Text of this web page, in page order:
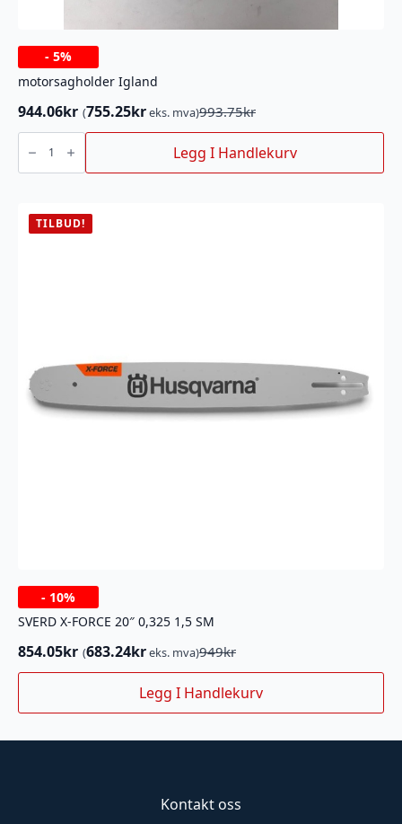
- 5%
motorsagholder Igland
993.75kr
Opprinnelig
pris
var:
993.75kr.
944.06kr
Nåværende
pris
er:
944.06kr.
(755.25kreks. mva)
motorsagholder
antall Legg I Handlekurv
TILBUD!
- 10%
SVERD X-FORCE 20″ 0,325 1,5 SM
949kr
Opprinnelig
pris
949kr.
854.05kr
Nåværende
pris
854.05kr.
(683.24kreks. mva)
Legg I Handlekurv
Kontakt oss